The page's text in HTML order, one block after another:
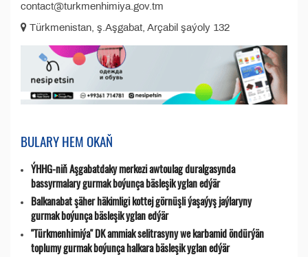
contact@turkmenhimiya.gov.tm
Türkmenistan, ş.Aşgabat, Arçabil şaýoly 132
BULARY HEM OKAŇ
ÝHHG-niň Aşgabatdaky merkezi awtoulag duralgasynda
bassyrmalary gurmak boýunça bäsleşik yglan edýär
Balkanabat şäher häkimligi kottej görnüşli ýaşaýyş jaýlaryny
gurmak boýunça bäsleşik yglan edýär
"Türkmenhimiýa" DK ammiak selitrasyny we karbamid öndürýän
toplumy gurmak boýunça halkara bäsleşik yglan edýär